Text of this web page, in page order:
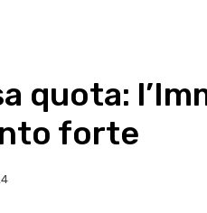
quota:
forte